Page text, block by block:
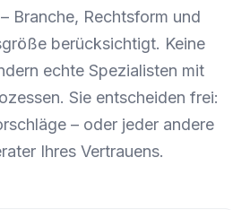
Branche, Rechtsform und
berücksichtigt. Keine
echte Spezialisten mit
Sie entscheiden frei:
– oder jeder andere
Ihres Vertrauens.